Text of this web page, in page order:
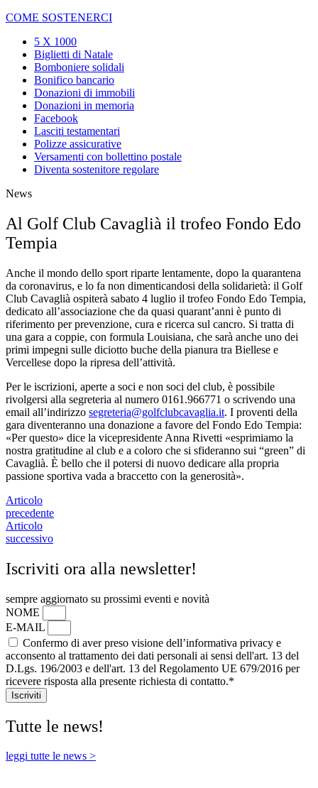
COME SOSTENERCI
5 X 1000
Biglietti di Natale
Bomboniere solidali
Bonifico bancario
Donazioni di immobili
Donazioni in memoria
Facebook
Lasciti testamentari
Polizze assicurative
Versamenti con bollettino postale
Diventa sostenitore regolare
News
Al Golf Club Cavaglià il trofeo Fondo Edo
Tempia
Anche il mondo dello sport riparte lentamente, dopo la quarantena
da coronavirus, e lo fa non dimenticandosi della solidarietà: il Golf
Club Cavaglià ospiterà sabato 4 luglio il trofeo Fondo Edo Tempia,
dedicato all’associazione che da quasi quarant’anni è punto di
riferimento per prevenzione, cura e ricerca sul cancro. Si tratta di
una gara a coppie, con formula Louisiana, che sarà anche uno dei
primi impegni sulle diciotto buche della pianura tra Biellese e
Vercellese dopo la ripresa dell’attività.
Per le iscrizioni, aperte a soci e non soci del club, è possibile
rivolgersi alla segreteria al numero 0161.966771 o scrivendo una
email all’indirizzo segreteria@golfclubcavaglia.it. I proventi della
gara diventeranno una donazione a favore del Fondo Edo Tempia:
«Per questo» dice la vicepresidente Anna Rivetti «esprimiamo la
nostra gratitudine al club e a coloro che si sfideranno sui “green” di
Cavaglià. È bello che il potersi di nuovo dedicare alla propria
passione sportiva vada a braccetto con la generosità».
Articolo
precedente
Articolo
successivo
Iscriviti ora alla newsletter!
sempre aggiornato su prossimi eventi e novità
NOME
E-MAIL
Confermo di aver preso visione dell’informativa privacy e
acconsento al trattamento dei dati personali ai sensi dell'art. 13 del
D.Lgs. 196/2003 e dell'art. 13 del Regolamento UE 679/2016 per
ricevere risposta alla presente richiesta di contatto.*
Iscriviti
Tutte le news!
leggi tutte le news >